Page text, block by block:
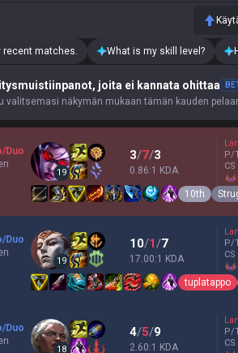
recent matches. What is my skill level?
joita ei kannata ohittaa
valitsemasi näkymän mukaan tämän kauden
Duo
19
3/7/3
0.86:1 KDA
P/
CS
10th
Duo
19
10/1/7
17.00:1 KDA
P/
CS
tuplatappo
Duo
18
4/5/9
2.60:1 KDA
P/
CS